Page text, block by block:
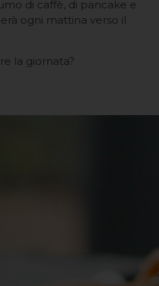
di caffè, di pancake e
ogni mattina verso il
la giornata?